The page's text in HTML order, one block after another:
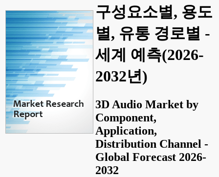
구성요소별, 용도
별, 유통 경로별 -
세계 예측(2026-
2032년)
3D Audio Market by
Component,
Application,
Distribution Channel -
Global Forecast 2026-
2032